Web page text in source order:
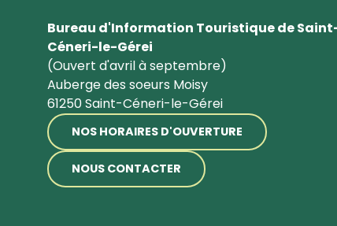
Bureau d'Information Touristique de
Céneri-le-Gérei
(Ouvert d'avril à septembre)
Auberge des soeurs Moisy
61250 Saint-Céneri-le-Gérei
NOS HORAIRES D'OUVERTURE
NOUS CONTACTER